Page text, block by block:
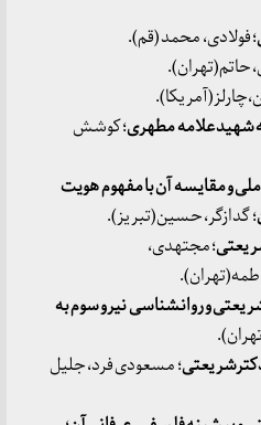
؛ فولادی، محمد (قم).
حاتم(تهران).
شهید علامه مطهری؛ کوشش
و مقایسه آن با مفهوم هویت
؛ گدازگر، حسین(تبریز).
؛ مجتهدی،
و روانشناسی نیرو سوم به
؛ مسعودی فرد، جلیل